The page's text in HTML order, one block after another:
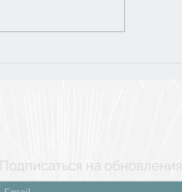
Подписаться на обновления